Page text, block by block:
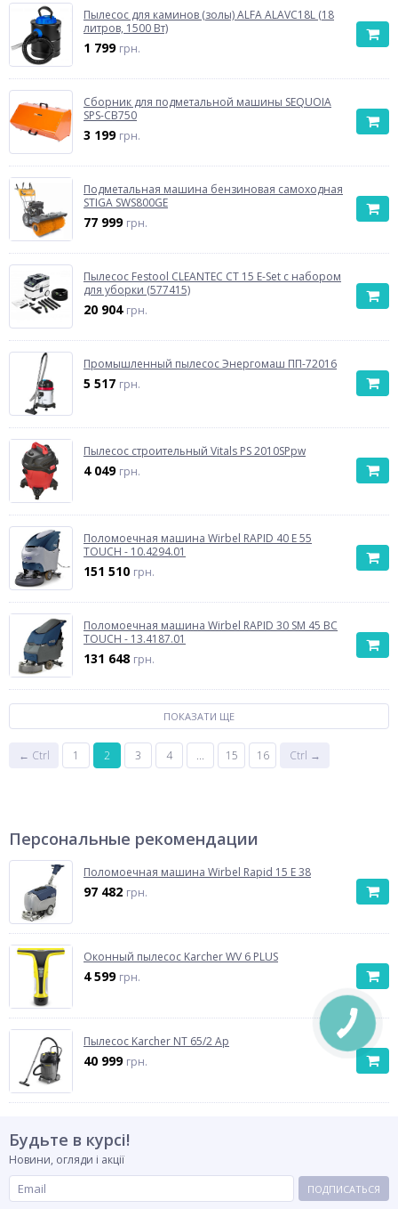
Пылесос для каминов (золы) ALFA ALAVC18L (18
литров, 1500 Вт)
1 799 грн.
Сборник для подметальной машины SEQUOIA
SPS-CB750
3 199 грн.
Подметальная машина бензиновая самоходная
STIGA SWS800GE
77 999 грн.
Пылесос Festool CLEANTEC CT 15 E-Set с набором
для уборки (577415)
20 904 грн.
Промышленный пылесос Энергомаш ПП-72016
5 517 грн.
Пылесос строительный Vitals PS 2010SPpw
4 049 грн.
Поломоечная машина Wirbel RAPID 40 E 55
TOUCH - 10.4294.01
151 510 грн.
Поломоечная машина Wirbel RAPID 30 SM 45 BC
TOUCH - 13.4187.01
131 648 грн.
ПОКАЗАТИ ЩЕ
← Ctrl 1 2 3 4 ... 15 16 Ctrl →
Персональные рекомендации
Поломоечная машина Wirbel Rapid 15 E 38
97 482 грн.
Оконный пылесос Karcher WV 6 PLUS
4 599 грн.
Пылесос Karcher NT 65/2 Ap
40 999 грн.
Будьте в курсі!
Новини, огляди і акції
ПОДПИСАТЬСЯ